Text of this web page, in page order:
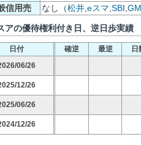
信用売
なし（松井 eスマ SBI
アの優待権利付き日、逆日歩実績
日付 確逆 最逆 日
06/26
12/26
06/26
12/26